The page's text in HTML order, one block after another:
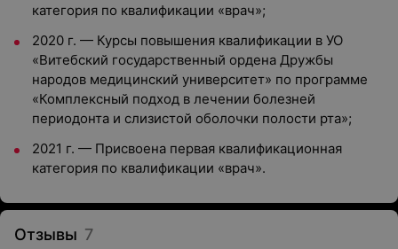
категория по квалификации «врач»;
2020 г. — Курсы повышения квалификации в УО
«Витебский государственный ордена Дружбы
народов медицинский университет» по программе
«Комплексный подход в лечении болезней
периодонта и слизистой оболочки полости рта»;
2021 г. — Присвоена первая квалификационная
категория по квалификации «врач».
Отзывы 7